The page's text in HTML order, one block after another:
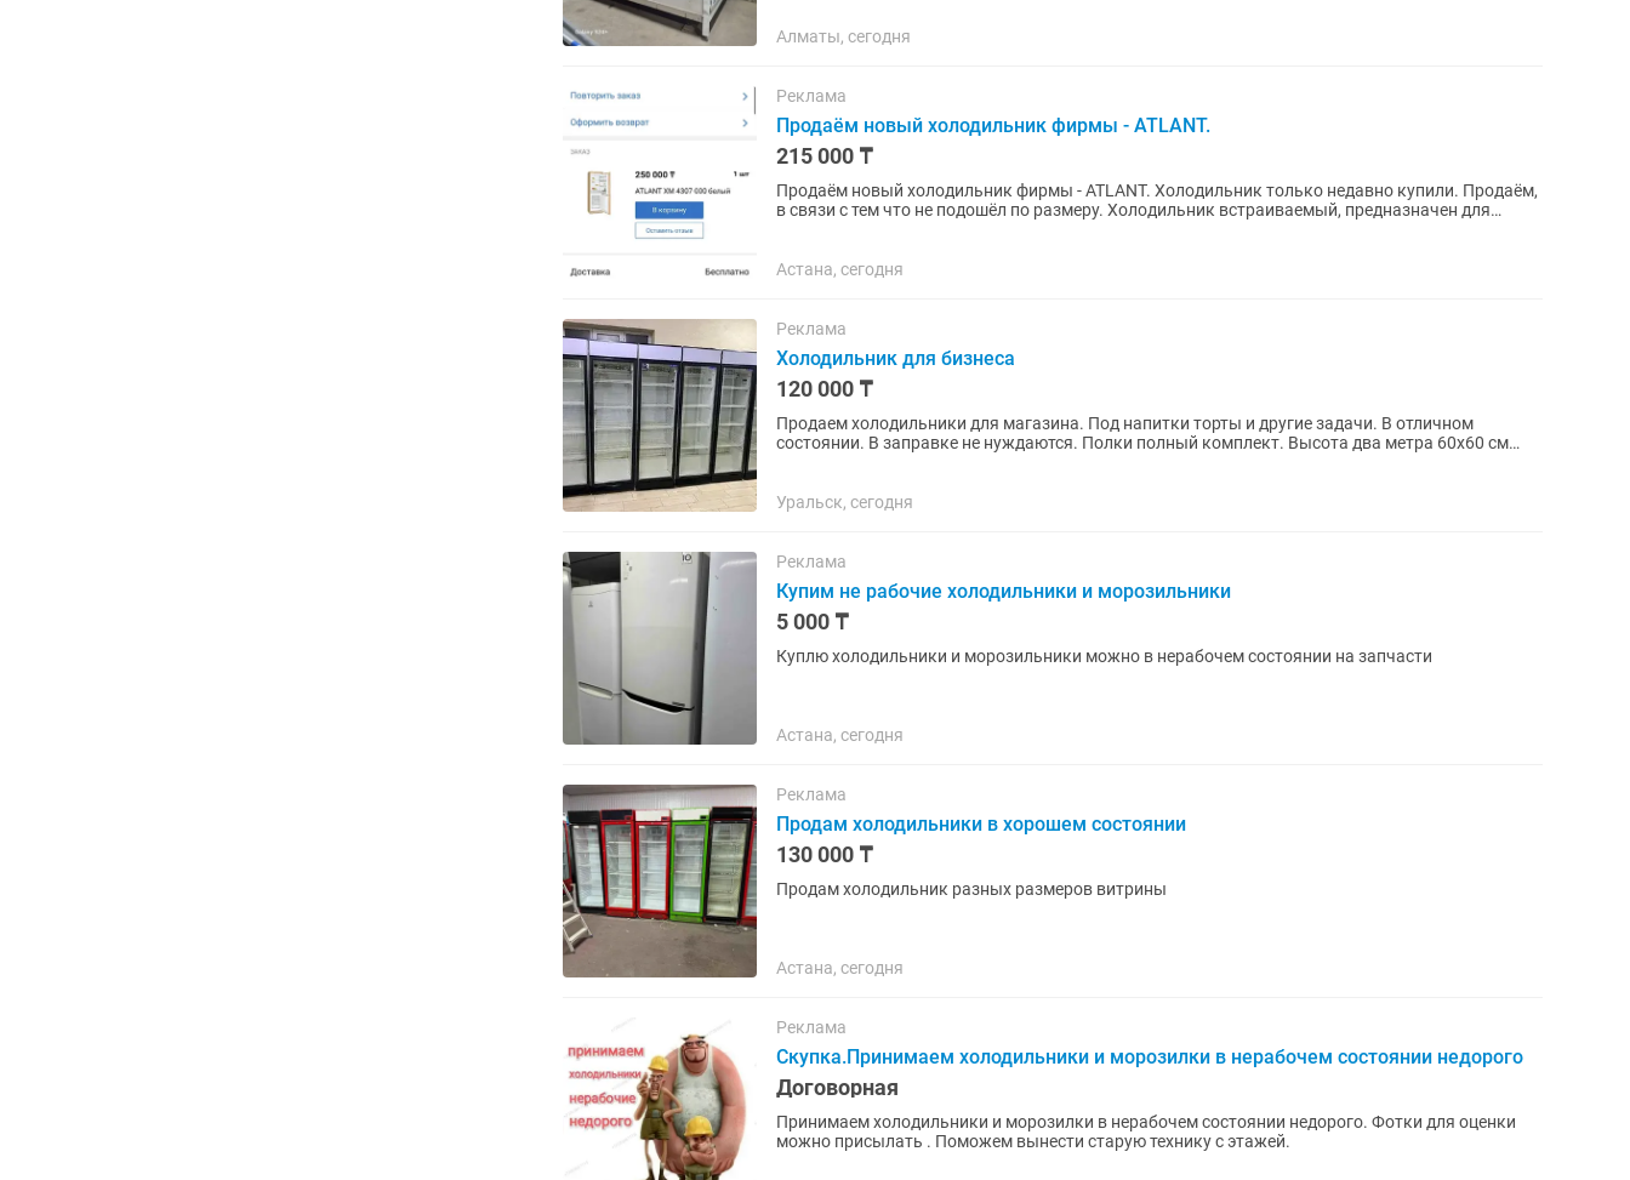
Алматы, сегодня
Реклама
Продаём новый холодильник фирмы - ATLANT.
215 000 ₸
Продаём новый холодильник фирмы - ATLANT. Холодильник только недавно купили. Продаём,
в связи с тем что не подошёл по размеру. Холодильник встраиваемый, предназначен для
Астана, сегодня
Реклама
Холодильник для бизнеса
120 000 ₸
Продаем холодильники для магазина. Под напитки торты и другие задачи. В отличном
состоянии. В заправке не нуждаются. Полки полный комплект. Высота два метра 60х60 см
Уральск, сегодня
Реклама
Купим не рабочие холодильники и морозильники
5 000 ₸
Куплю холодильники и морозильники можно в нерабочем состоянии на запчасти
Астана, сегодня
Реклама
Продам холодильники в хорошем состоянии
130 000 ₸
Продам холодильник разных размеров витрины
Астана, сегодня
Реклама
Скупка.Принимаем холодильники и морозилки в нерабочем состоянии недорого
Договорная
Принимаем холодильники и морозилки в нерабочем состоянии недорого. Фотки для оценки
можно присылать . Поможем вынести старую технику с этажей.